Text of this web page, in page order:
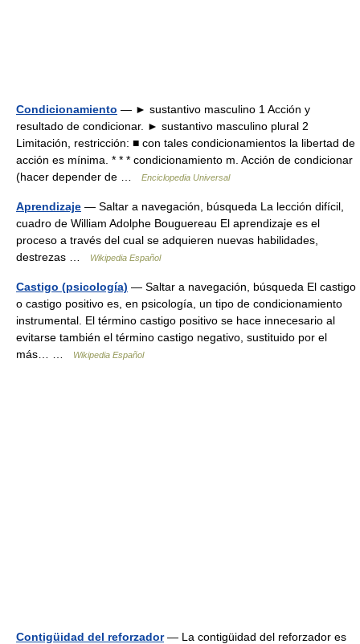
Condicionamiento — ► sustantivo masculino 1 Acción y
resultado de condicionar. ► sustantivo masculino plural 2
Limitación, restricción: ■ con tales condicionamientos la libertad de
acción es mínima. * * * condicionamiento m. Acción de condicionar
(hacer depender de …
Enciclopedia Universal
Aprendizaje — Saltar a navegación, búsqueda La lección difícil,
cuadro de William Adolphe Bouguereau El aprendizaje es el
proceso a través del cual se adquieren nuevas habilidades,
destrezas …
Wikipedia Español
Castigo (psicología) — Saltar a navegación, búsqueda El castigo
o castigo positivo es, en psicología, un tipo de condicionamiento
instrumental. El término castigo positivo se hace innecesario al
evitarse también el término castigo negativo, sustituido por el
más… …
Wikipedia Español
Contigüidad del reforzador— La contigüidad del reforzador es